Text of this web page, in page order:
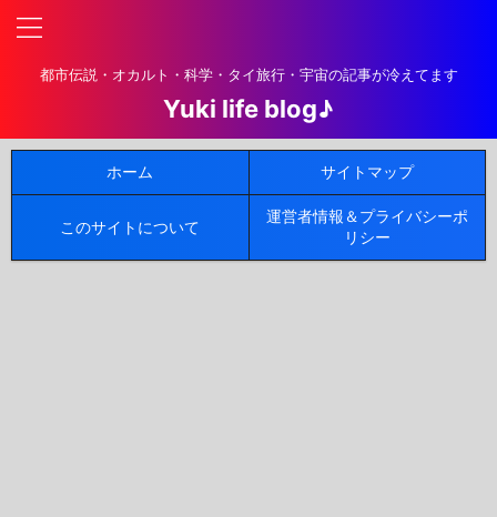
都市伝説・オカルト・科学・タイ旅行・宇宙の記事が冷えてます
Yuki life blog♪
ホーム サイトマップ
このサイトについて
運営者情報＆プライバシーポ
リシー